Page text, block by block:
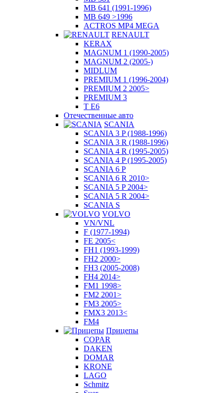
MB 641 (1991-1996)
MB 649 >1996
ACTROS MP4 MEGA
RENAULT
KERAX
MAGNUM 1 (1990-2005)
MAGNUM 2 (2005-)
MIDLUM
PREMIUM 1 (1996-2004)
PREMIUM 2 2005>
PREMIUM 3
T E6
Отечественные авто
SCANIA
SCANIA 3 P (1988-1996)
SCANIA 3 R (1988-1996)
SCANIA 4 R (1995-2005)
SCANIA 4 P (1995-2005)
SCANIA 6 P
SCANIA 6 R 2010>
SCANIA 5 P 2004>
SCANIA 5 R 2004>
SCANIA S
VOLVO
VN/VNL
F (1977-1994)
FE 2005<
FH1 (1993-1999)
FH2 2000>
FH3 (2005-2008)
FH4 2014>
FM1 1998>
FM2 2001>
FM3 2005>
FMX3 2013<
FM4
Прицепы
COPAR
DAKEN
DOMAR
KRONE
LAGO
Schmitz